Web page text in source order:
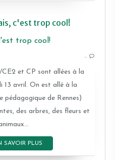
c'est trop cool!
…
CE2 et CP sont allées à la
13 avril. On est allé à la
pédagogique de Rennes)
des arbres, des fleurs et
SAVOIR PLUS
2017-2018